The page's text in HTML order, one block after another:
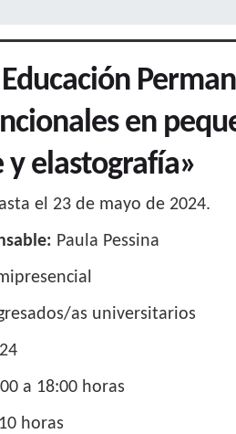
en
y elastografía»
el 23 de mayo de 2024.
Paula Pessina
as universitarios
a 18:00 horas
10 horas